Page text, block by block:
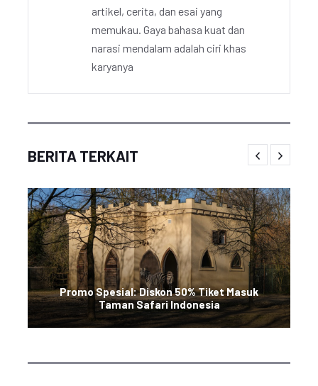
artikel, cerita, dan esai yang
memukau. Gaya bahasa kuat dan
narasi mendalam adalah ciri khas
karyanya
BERITA TERKAIT
Promo Spesial: Diskon 50% Tiket Masuk
Taman Safari Indonesia